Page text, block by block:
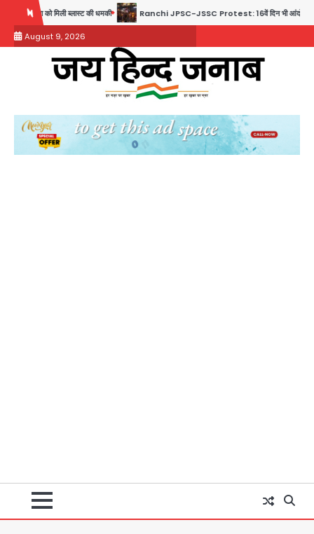
content
की धमकी Ranchi JPSC-JSSC Protest: 16वें दिन भी आंदोलन जारी, CBI जांच और 14th
August 9, 2026